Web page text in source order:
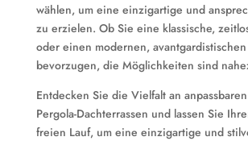
wählen, um eine einzigartige und
zu erzielen. Ob Sie eine klassische,
oder einen modernen,
bevorzugen, die Möglichkeiten sind
Entdecken Sie die Vielfalt an
Pergola-Dachterrassen und lassen Sie
freien Lauf, um eine einzigartige und